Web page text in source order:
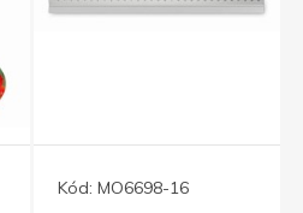
Kód: MO6698-16